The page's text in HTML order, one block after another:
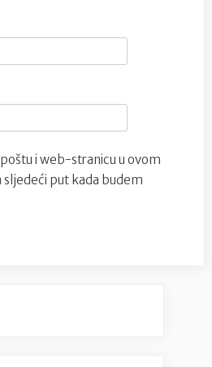
i web-stranicu u ovom
put kada budem